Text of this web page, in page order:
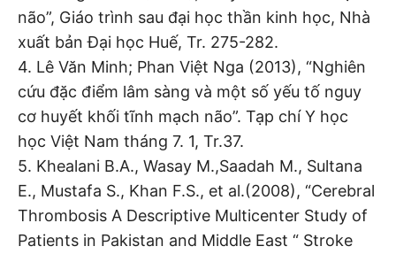
não”, Giáo trình sau đại học thần kinh học, Nhà
xuất bản Đại học Huế, Tr. 275-282.
4. Lê Văn Minh; Phan Việt Nga (2013), “Nghiên
cứu đặc điểm lâm sàng và một số yếu tố nguy
cơ huyết khối tĩnh mạch não”. Tạp chí Y học
học Việt Nam tháng 7. 1, Tr.37.
5. Khealani B.A., Wasay M.,Saadah M., Sultana
E., Mustafa S., Khan F.S., et al.(2008), “Cerebral
Thrombosis A Descriptive Multicenter Study of
Patients in Pakistan and Middle East “ Stroke